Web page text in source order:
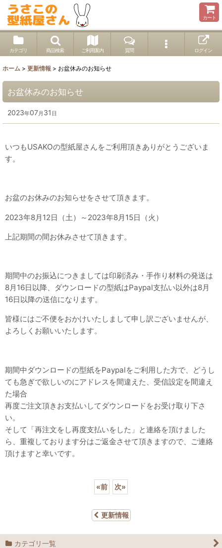
カート
カテゴリ 商品検索 ご利用案内 質問 ログイン
ホーム > 更新情報 > お盆休みのお知らせ
お盆休みのお知らせ
2023年07月 31 日
いつもUSAKOの型紙屋さんをご利用頂きありがとうございま
す。
お盆のお休みのお知らせをさせて頂きます。
2023年8月12日（土）～2023年8月15日（火）
上記期間の間お休みさせて頂きます。
期間中のお振込につきましては印刷済み・手作り材料の発送は
8月16日以降、ダウンロードの型紙はPaypal支払い以外は8月
16日以降の送信になります。
皆様にはご不便をおかけいたしまして申し訳ございませんが、
よろしくお願いいたします。
期間中ダウンロードの型紙をPaypalをご利用した方で、どうし
ても急ぎで欲しいのにアドレスを間違えた、受信設定を間違え
た場合
再度ご注文頂きお支払いしてダウンロードをお受け取り下さ
い。
そして「再注文をし再度支払いをした」と連絡を頂けました
ら、重複しております分はご返金させて頂きますので、ご連絡
頂けますと幸いです。
«前 次»
更新情報
カテゴリ一覧